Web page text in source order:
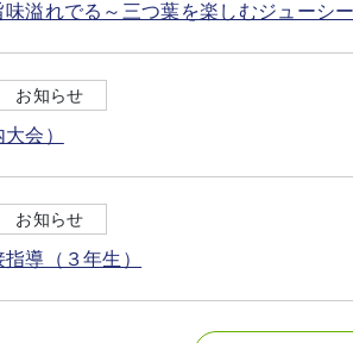
味溢れでる～三つ葉を楽しむジューシ
お知らせ
会）
お知らせ
導（３年生）